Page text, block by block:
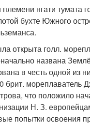
нгати тумата
бухте Южного
от­кры­та голл.
на­зва­на
в честь од­ной из
брит. мо­ре­пла­ва­тель
что по­ло­жи­ло
Н. З.
по­пыт­ки ос­вое­ния